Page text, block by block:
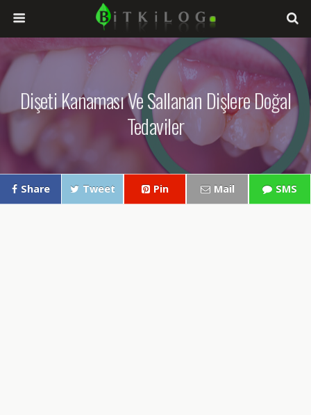
Dişeti Kanaması Ve Sallanan Dişlere Doğal
Tedaviler
Share Tweet Pin Mail SMS